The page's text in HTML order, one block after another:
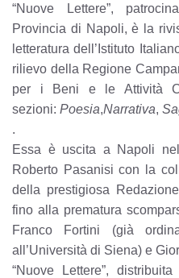
“Nuove Lettere”,
Provincia di Napoli, è la
letteratura dell’Istituto
rilievo della Regione
per i Beni e le Attività
sezioni:Poesia,Narrativa,
.
Essa è uscita a Napoli
Roberto Pasanisi con la
della prestigiosa
fino alla prematura
Franco Fortini (già
all’Università di Siena) e
“Nuove Lettere”,